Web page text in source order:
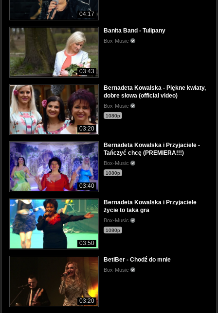
04:17
03:43
Banita Band - Tulipany
Box-Music
03:20
Bernadeta Kowalska - Piękne kwiaty,
dobre słowa (official video)
Box-Music
1080p
03:40
Bernadeta Kowalska i Przyjaciele -
Tańczyć chcę (PREMIERA!!!)
Box-Music
1080p
03:50
Bernadeta Kowalska i Przyjaciele
życie to taka gra
Box-Music
1080p
03:20
BetiBer - Chodź do mnie
Box-Music